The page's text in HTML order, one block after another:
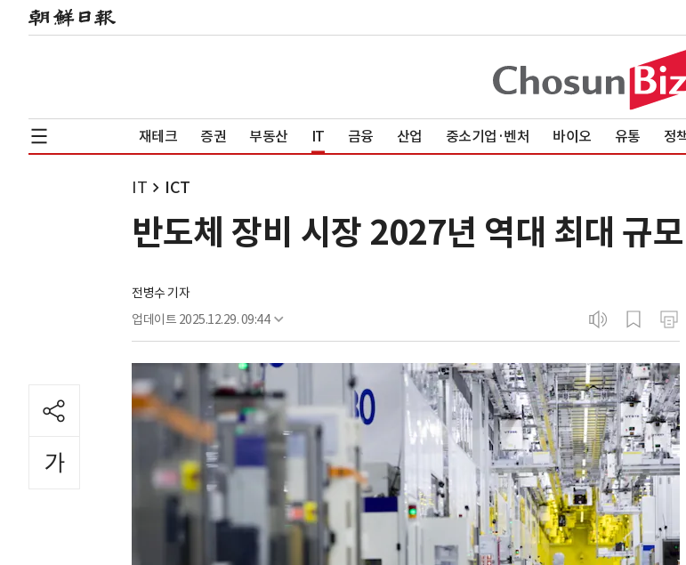
재테크 증권 부동산 IT 금융 산업 중소기업·벤처 바이오 유통 정
IT ICT
반도체 장비 시장 2027년 역대 최대 규
전병수 기자
업데이트 2025.12.29. 09:44